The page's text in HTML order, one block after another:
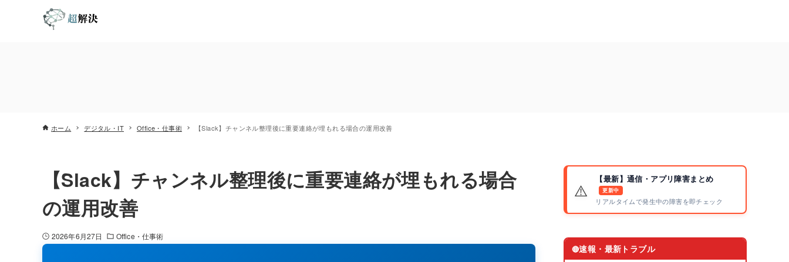
ホーム デジタル・IT Office・仕事術 【Slack】チャンネル整理後に重要連絡が埋もれる場合の運用改善
【Slack】チャンネル整理後に重要連絡が埋もれる場合
の運用改善
2026年6月27日 Office・仕事術
⚠️ 【最新】通信・アプリ障害まとめ
更新中
リアルタイムで発生中の障害を即チェック
🔴速報・最新トラブル